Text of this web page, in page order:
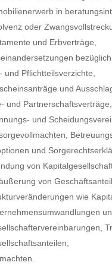
in
oder
und Erbverträge,
und Pflichtteilsverzichte,
und
und Partnerschaftsverträge,
und
und
von
von
wie